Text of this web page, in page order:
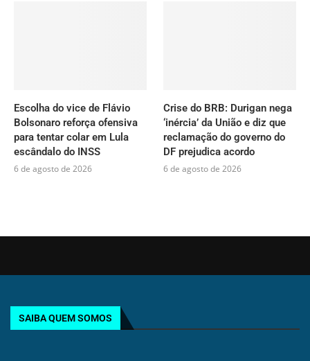
Escolha do vice de Flávio
Bolsonaro reforça ofensiva
para tentar colar em Lula
escândalo do INSS
6 de agosto de 2026
Crise do BRB: Durigan nega
‘inércia’ da União e diz que
reclamação do governo do
DF prejudica acordo
6 de agosto de 2026
SAIBA QUEM SOMOS